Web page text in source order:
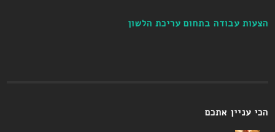
הצעות עבודה בתחום עריכת הלשון
הכי עניין אתכם